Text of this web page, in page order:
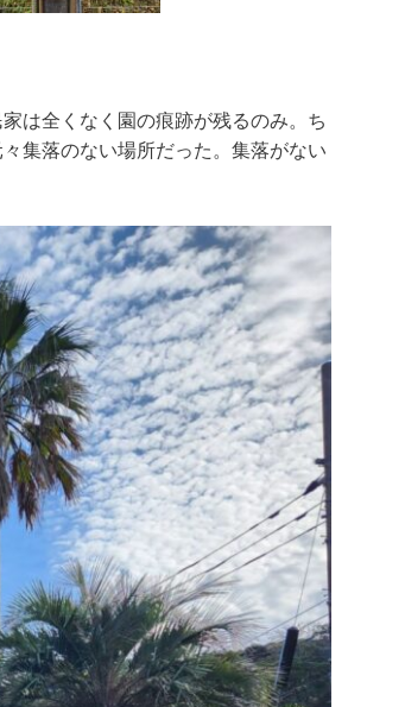
は全くなく園の痕跡が残るのみ。ち
集落のない場所だった。集落がない